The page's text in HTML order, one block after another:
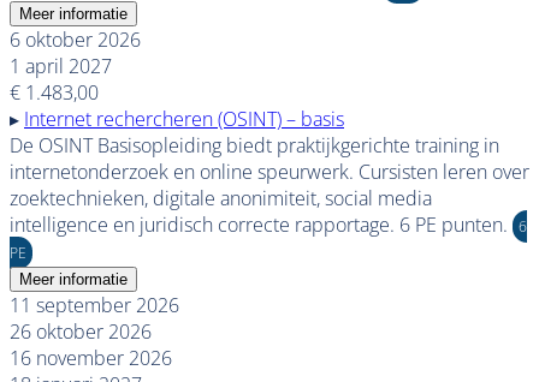
Meer informatie
6 oktober 2026
1 april 2027
€ 1.483,00
▸ Internet rechercheren (OSINT) – basis
De OSINT Basisopleiding biedt praktijkgerichte training in
internetonderzoek en online speurwerk. Cursisten leren over
zoektechnieken, digitale anonimiteit, social media
intelligence en juridisch correcte rapportage. 6 PE punten. 6
PE
Meer informatie
11 september 2026
26 oktober 2026
16 november 2026